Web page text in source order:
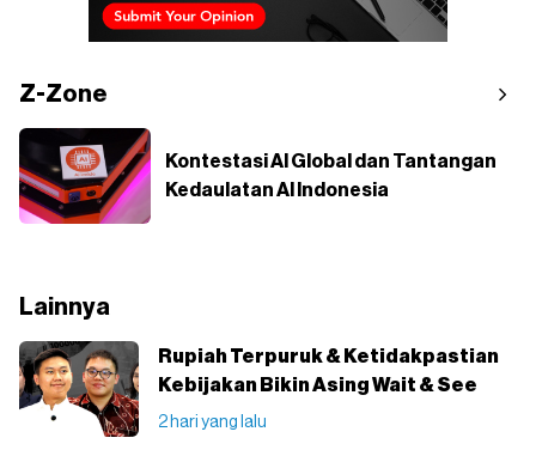
Z-Zone
Kontestasi AI Global dan Tantangan
Kedaulatan AI Indonesia
Lainnya
Rupiah Terpuruk & Ketidakpastian
Kebijakan Bikin Asing Wait & See
2 hari yang lalu